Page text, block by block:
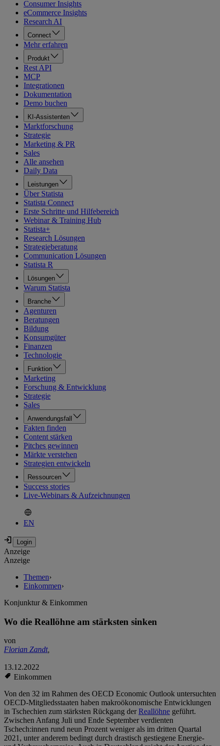
Consumer Insights
eCommerce Insights
Research AI
Connect
Mehr erfahren
Produkt
Rest API
MCP
Integrationen
Dokumentation
Demo buchen
KI-Assistenten
Marktforschung
Strategie
Marketing & PR
Sales
Alle ansehen
Daily Data
Leistungen
Über Statista
Statista Connect
Erste Schritte und Hilfebereich
Webinar & Training Hub
Statista+
Research Lösungen
Strategieberatung
Communication Lösungen
Statista R
Lösungen
Warum Statista
Branche
Agenturen
Beratungen
Bildung
Konsumgüter
Finanzen
Technologie
Funktion
Marketing
Forschung & Entwicklung
Strategie
Sales
Anwendungsfall
Fakten finden
Content stärken
Pitches gewinnen
Märkte verstehen
Strategien entwickeln
Ressourcen
Success stories
Live-Webinars & Aufzeichnungen
EN
Anzeige
Anzeige
Themen›
Einkommen›
Konjunktur & Einkommen
Wo die Reallöhne am stärksten sinken
von
Florian Zandt,
13.12.2022
Einkommen
Von den 32 im Rahmen des OECD Economic Outlook untersuchten
OECD-Mitgliedsstaaten haben makroökonomische Entwicklungen
in Tschechien zum stärksten Rückgang derReallöhne geführt.
Zwischen Anfang Juli und Ende September verdienten
Tschech:innen rund neun Prozent weniger als im dritten Quartal
2021, unter anderem bedingt durch drastisch gestiegene Energie-